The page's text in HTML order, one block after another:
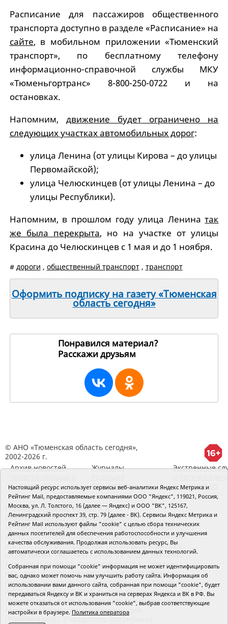
Расписание для пассажиров общественного
транспорта доступно в разделе «Расписание» на
сайте, в мобильном приложении «Тюменский
транспорт», по бесплатному телефону
информационно-справочной службы МКУ
«Тюменьгортранс» 8-800-250-0722 и на
остановках.
Напомним, движение будет ограничено на
следующих участках автомобильных дорог:
улица Ленина (от улицы Кирова – до улицы
Первомайской);
улица Челюскинцев (от улицы Ленина – до
улицы Республики).
Напомним, в прошлом году улица Ленинатак
же была перекрыта, но на участке от улицы
Красина до Челюскинцев с 1 мая и до 1 ноября.
# дороги , общественный транспорт, транспорт
Оформить подписку на газету «Тюменская
область сегодня»
Понравился материал?
Расскажи друзьям
© АНО «Тюменская область сегодня»,
2002-2026 г.
Архив новостей
районов ТО
Журналы
RSS поток
Экстренные
Сведения об
организации
Главный редактор Рябков А.В.
Редакция: 625002, Тюмень, Осипенко, 81,
телефон (3452)49-00-18, e-mail: tumentoday@obl72.ru
Адрес для писем: 625000, Россия, Тюмень, Почтамт,
а/я 371. Для пресс-релизов: tumentoday@obl72.ru.
Отдел писем: тел. (3452) 39-90-59. Отдел рекламы:
тел. (3452) 39-90-51. Регистрация СМИ: Сетевое
издание «Интернет-газета «Тюменская область
сегодня», свидетельство о регистрации СМИ Эл №
ФС77-64918 от 24.02.2016 выдано Федеральной
службой по надзору в сфере связи, информационных
технологий и массовых коммуникаций
(Роскомнадзор). Учредитель: Автономная
Настоящий ресурс использует сервисы веб-аналитики Яндекс Метрика и
Рейтинг Mail, предоставляемые компаниями ООО "Яндекс", 119021, Россия,
Москва, ул. Л. Толстого, 16 (далее — Яндекс) и ООО "ВК", 125167,
Ленинградский проспект 39, стр. 79 (далее - ВК). Сервисы Яндекс Метрика и
Рейтинг Mail используют файлы "cookie" с целью сбора технических
данных посетителей для обеспечения работоспособности и улучшения
качества обслуживания. Продолжая использовать ресурс, Вы
автоматически соглашаетесь с использованием данных технологий.
Собранная при помощи "cookie" информация не может идентифицировать
вас, однако может помочь нам улучшить работу сайта. Информация об
использовании вами данного сайта, собранная при помощи "cookie", будет
передаваться Яндексу и ВК и храниться на серверах Яндекса и ВК в РФ. Вы
можете отказаться от использования "cookie", выбрав соответствующие
настройки в браузере. Политика оператора